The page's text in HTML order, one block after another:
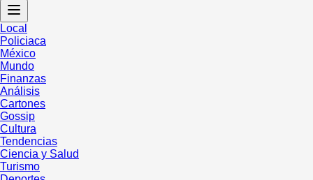
Local
Policiaca
México
Mundo
Finanzas
Análisis
Cartones
Gossip
Cultura
Tendencias
Ciencia y Salud
Turismo